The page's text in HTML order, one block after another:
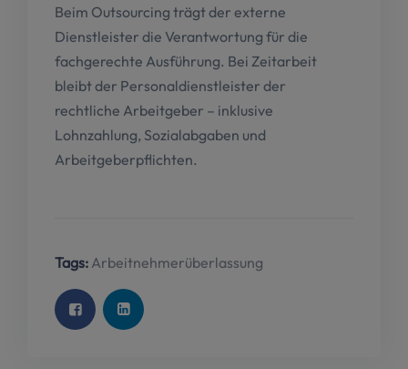
Beim Outsourcing trägt der externe
Dienstleister die Verantwortung für die
fachgerechte Ausführung. Bei Zeitarbeit
bleibt der Personaldienstleister der
rechtliche Arbeitgeber – inklusive
Lohnzahlung, Sozialabgaben und
Arbeitgeberpflichten.
Tags: Arbeitnehmerüberlassung